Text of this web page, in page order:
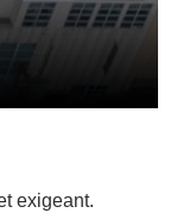
exigeant.